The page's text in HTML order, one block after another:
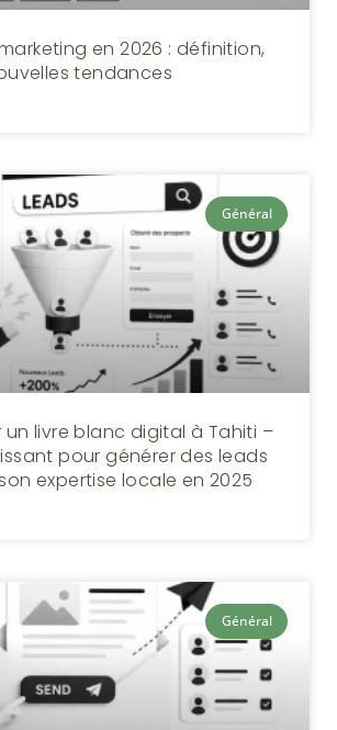
en 2026 : définition,
tendances
Général
un livre blanc digital à Tahiti –
pour générer des leads
expertise locale en 2025
Général